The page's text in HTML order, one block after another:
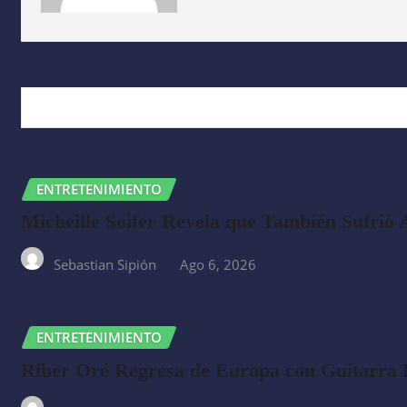
ENTRETENIMIENTO
Micheille Soifer Revela que También Sufrió
Sebastian Sipión Ago 6, 2026
ENTRETENIMIENTO
Riber Oré Regresa de Europa con Guitarra